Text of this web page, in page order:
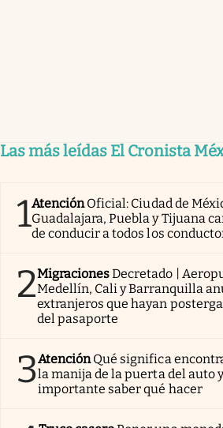
Las más leídas El Cronista
1AtenciónOficial: Ciudad de
Guadalajara, Puebla y Tijuana
de conducir a todos los
2MigracionesDecretado |
Medellín, Cali y Barranquilla
extranjeros que hayan
del pasaporte
3AtenciónQué significa
la manija de la puerta del auto
importante saber qué hacer